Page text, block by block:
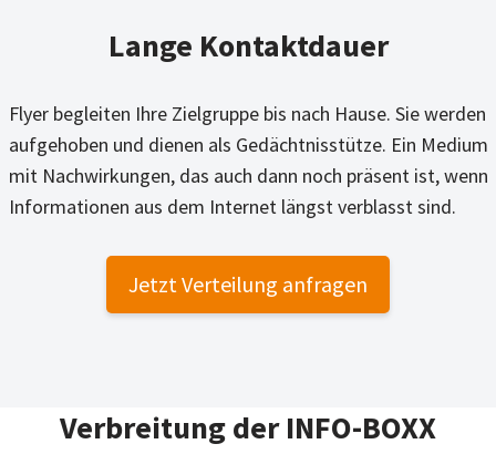
Lange Kontaktdauer
Flyer begleiten Ihre Zielgruppe bis nach Hause. Sie werden
aufgehoben und dienen als Gedächtnisstütze. Ein Medium
mit Nachwirkungen, das auch dann noch präsent ist, wenn
Informationen aus dem Internet längst verblasst sind.
Jetzt Verteilung anfragen
Verbreitung der INFO-BOXX